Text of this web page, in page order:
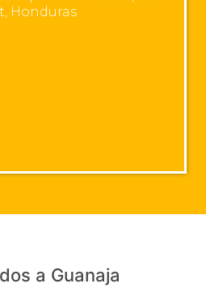
Honduras
a Guanaja